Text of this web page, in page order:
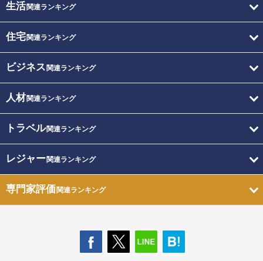
生活関連ランキング
住宅関連ランキング
ビジネス 関連ランキング
人材関連ランキング
トラベル関連ランキング
レジャー関連ランキング
専門家評価関連ランキング